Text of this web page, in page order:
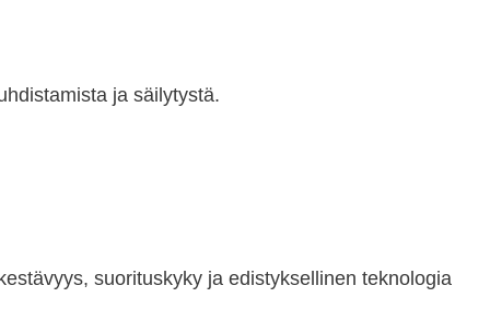
ja säilytystä.
suorituskyky ja edistyksellinen teknologia